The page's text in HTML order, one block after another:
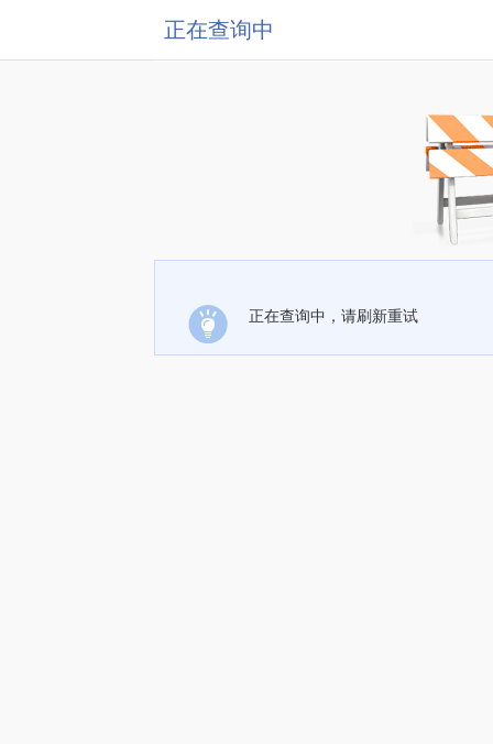
正在查询中
正在查询中，请刷新重试